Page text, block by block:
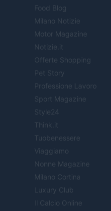
Food Blog
Milano Notizie
Motor Magazine
Notizie.it
Offerte Shopping
Pet Story
Professione Lavoro
Sport Magazine
Style24
Think.it
Tuobenessere
Viaggiamo
Nonne Magazine
Milano Cortina
Luxury Club
Il Calcio Online